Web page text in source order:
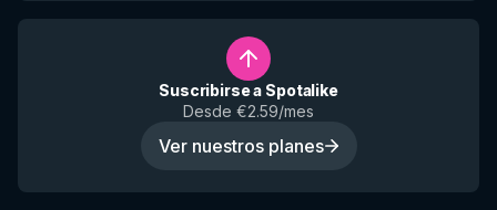
Suscribirse a Spotalike
Desde €2.59/mes
Ver nuestros planes